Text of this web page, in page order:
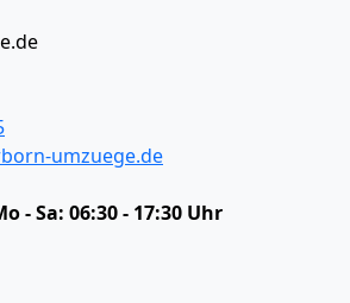
umzuege.de
- Sa: 06:30 - 17:30 Uhr